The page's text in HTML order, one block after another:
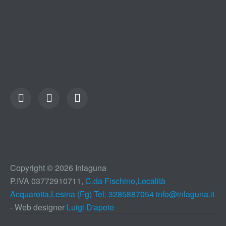
Copyright © 2026 Inlaguna
P.IVA 03772910711, C.da Fischino,Località
Acquarotta,Lesina (Fg) Tel: 3285887054 info@inlaguna.it
- Web designer Luigi D'apote